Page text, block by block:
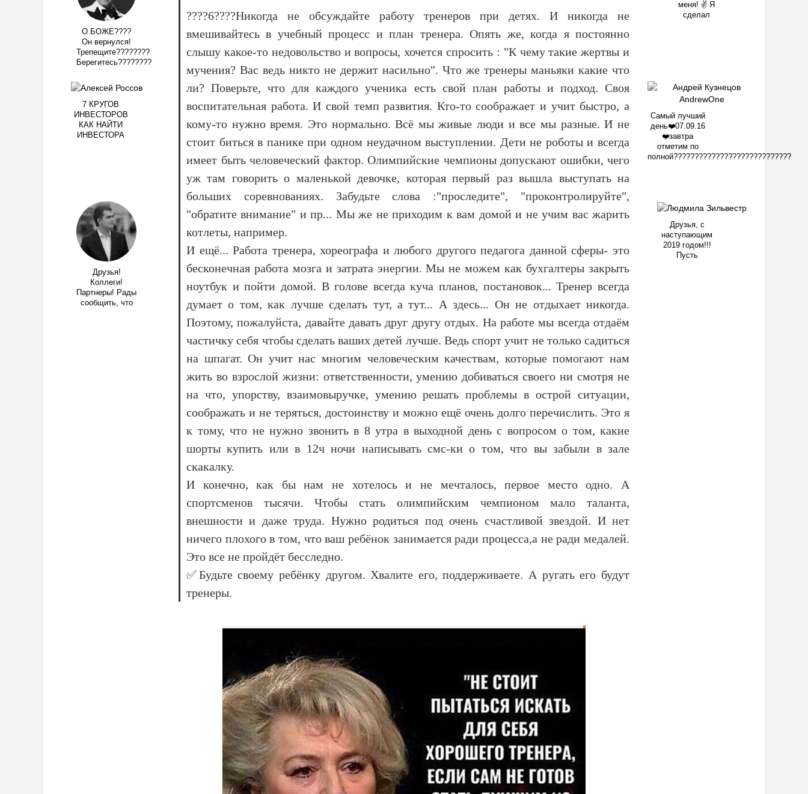
????6????Никогда не обсуждайте работу тренеров при детях. И никогда не
вмешивайтесь в учебный процесс и план тренера. Опять же, когда я постоянно
слышу какое-то недовольство и вопросы, хочется спросить : "К чему такие жертвы и
мучения? Вас ведь никто не держит насильно". Что же тренеры маньяки какие что
ли? Поверьте, что для каждого ученика есть свой план работы и подход. Своя
воспитательная работа. И свой темп развития. Кто-то соображает и учит быстро, а
кому-то нужно время. Это нормально. Всё мы живые люди и все мы разные. И не
стоит биться в панике при одном неудачном выступлении. Дети не роботы и всегда
имеет быть человеческий фактор. Олимпийские чемпионы допускают ошибки, чего
уж там говорить о маленькой девочке, которая первый раз вышла выступать на
больших соревнованиях. Забудьте слова :"проследите", "проконтролируйте",
"обратите внимание" и пр... Мы же не приходим к вам домой и не учим вас жарить
котлеты, например.
И ещё... Работа тренера, хореографа и любого другого педагога данной сферы- это
бесконечная работа мозга и затрата энергии. Мы не можем как бухгалтеры закрыть
ноутбук и пойти домой. В голове всегда куча планов, постановок... Тренер всегда
думает о том, как лучше сделать тут, а тут... А здесь... Он не отдыхает никогда.
Поэтому, пожалуйста, давайте давать друг другу отдых. На работе мы всегда отдаём
частичку себя чтобы сделать ваших детей лучше. Ведь спорт учит не только садиться
на шпагат. Он учит нас многим человеческим качествам, которые помогают нам
жить во взрослой жизни: ответственности, умению добиваться своего ни смотря не
на что, упорству, взаимовыручке, умению решать проблемы в острой ситуации,
соображать и не теряться, достоинству и можно ещё очень долго перечислить. Это я
к тому, что не нужно звонить в 8 утра в выходной день с вопросом о том, какие
шорты купить или в 12ч ночи написывать смс-ки о том, что вы забыли в зале
скакалку.
И конечно, как бы нам не хотелось и не мечталось, первое место одно. А
спортсменов тысячи. Чтобы стать олимпийским чемпионом мало таланта,
внешности и даже труда. Нужно родиться под очень счастливой звездой. И нет
ничего плохого в том, что ваш ребёнок занимается ради процесса,а не ради медалей.
Это все не пройдёт бесследно.
✅Будьте своему ребёнку другом. Хвалите его, поддерживаете. А ругать его будут
тренеры.
О БОЖЕ????
Он вернулся!
Трепещите????????
Берегитесь????????
7 КРУГОВ
ИНВЕСТОРОВ
КАК НАЙТИ
ИНВЕСТОРА
Друзья!
Коллеги!
Партнеры! Рады
сообщить, что
меня! ✌️ Я
сделал
Самый лучший
день❤️07.09.16
❤️завтра
отметим по
полной????????????????????????????
Друзья, с
наступающим
2019 годом!!!
Пусть